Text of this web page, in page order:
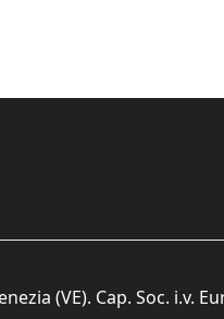
(VE). Cap. Soc. i.v.